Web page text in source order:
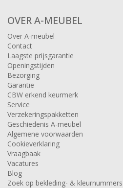
OVER A-MEUBEL
Over A-meubel
Contact
Laagste prijsgarantie
Openingstijden
Bezorging
Garantie
CBW erkend keurmerk
Service
Verzekeringspakketten
Geschiedenis A-meubel
Algemene voorwaarden
Cookieverklaring
Vraagbaak
Vacatures
Blog
Zoek op bekleding- & kleurnummers